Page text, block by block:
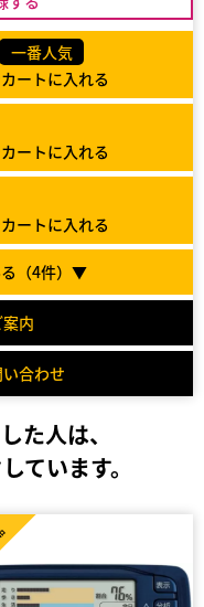
一番人気
ートに入れる
ートに入れる
ートに入れる
（4件）▼
内
合わせ
た人は、
ています。